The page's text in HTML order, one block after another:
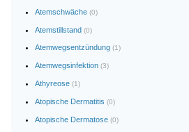
Atemschwäche (0)
Atemstillstand (0)
Atemwegsentzündung (1)
Atemwegsinfektion (3)
Athyreose (1)
Atopische Dermatitis (0)
Atopische Dermatose (0)